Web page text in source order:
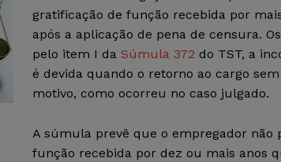
gratificação de função recebida por
após a aplicação de pena de censura.
pelo item I da Súmula 372 do TST, a
é devida quando o retorno ao cargo
motivo, como ocorreu no caso julgado.
A súmula prevê que o empregador não
função recebida por dez ou mais anos